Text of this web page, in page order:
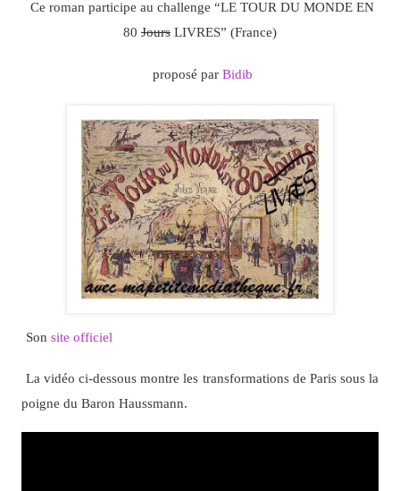
Ce roman participe au challenge “LE TOUR DU MONDE EN
80 Jours LIVRES” (France)
proposé par Bidib
Son site officiel
La vidéo ci-dessous montre les transformations de Paris sous la
poigne du Baron Haussmann.